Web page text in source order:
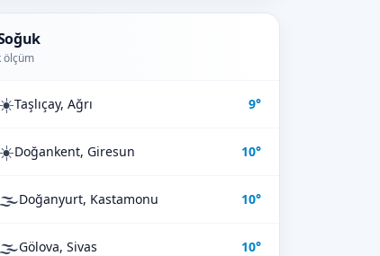
ölçüm
☀️Taşlıçay, Ağrı 9°
☀️Doğankent, Giresun 10°
🌫️Doğanyurt, Kastamonu 10°
🌫️Gölova, Sivas 10°